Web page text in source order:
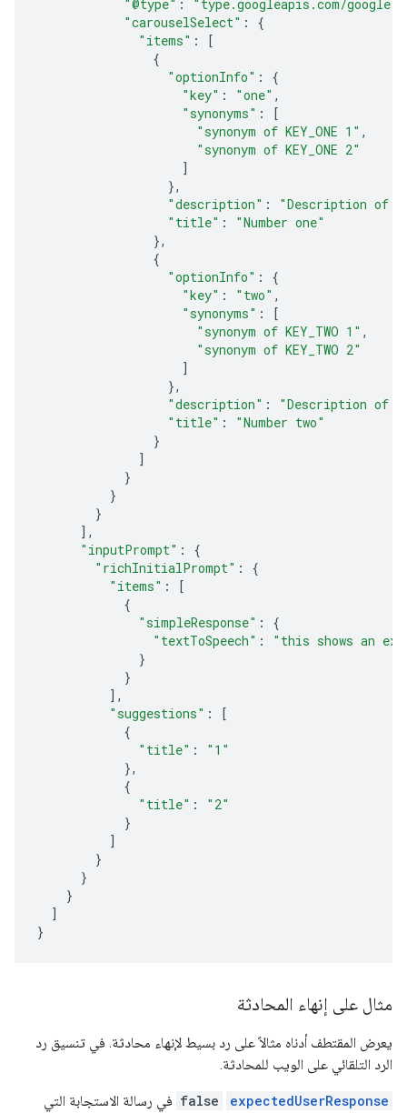
"@type" :
"type.googleapis.com/
"carouselSelect" :
{
"items" :
[
{
"optionInfo" :
{
"key" : "one" ,
"synonyms" :
[
"synonym of KEY_ONE 1" ,
"synonym of KEY_ONE 2"
]
},
"description" :
"Description of
"title" :
"Number one"
},
{
"optionInfo" :
{
"key" : "two" ,
"synonyms" :
[
"synonym of KEY_TWO 1" ,
"synonym of KEY_TWO 2"
]
},
"description" :
"Description of
"title" :
"Number two"
}
]
}
}
}
],
"inputPrompt" :
{
"richInitialPrompt" :
{
"items" :
[
{
"simpleResponse" :
{
"textToSpeech" :
"this shows an
}
}
],
"suggestions" :
[
{
"title" :
"1"
},
{
"title" :
"2"
}
]
}
}
}
]
}
مثال على إنهاء المحادثة
يعرض المقتطف أدناه مثالاً على رد بسيط لإنهاء محادثة. في تنسيق رد
الرد التلقائي على الويب للمحادثة.
expectedUserResponse
false في رسالة الاستجابة التي